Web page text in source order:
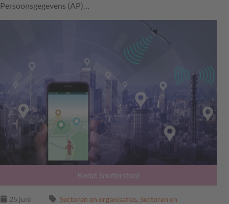
Persoonsgegevens (AP)…
Beeld: Shutterstock
25 juni
Sectoren en organisaties, Sectoren en